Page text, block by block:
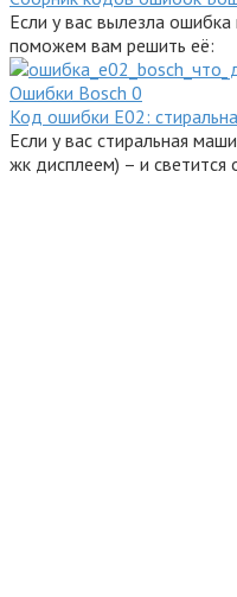
Если у вас вылезла
поможем вам решить её:
Ошибки Bosсh 0
Код ошибки E02:
Если у вас стиральная
жк дисплеем) – и светится